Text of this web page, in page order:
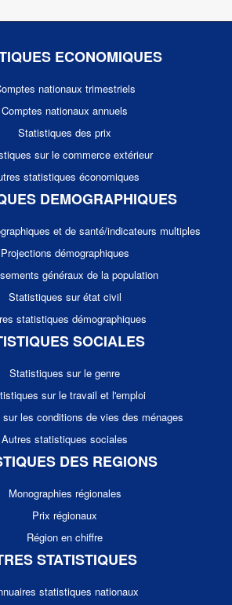
ECONOMIQUES
nationaux trimestriels
Comptes nationaux annuels
Statistiques des prix
sur le commerce extérieur
statistiques économiques
DEMOGRAPHIQUES
et de santé/indicateurs multiples
Projections démographiques
généraux de la population
Statistiques sur état civil
statistiques démographiques
SOCIALES
Statistiques sur le genre
sur le travail et l'emploi
les conditions de vies des ménages
Autres statistiques sociales
DES REGIONS
Monographies régionales
Prix régionaux
Région en chiffre
STATISTIQUES
statistiques nationaux